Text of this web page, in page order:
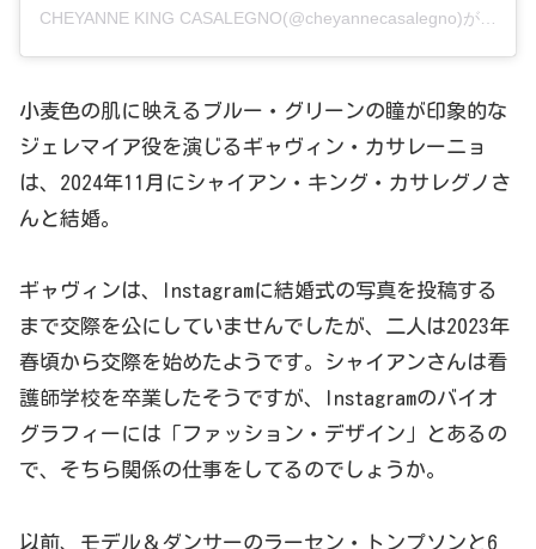
小麦色の肌に映えるブルー・グリーンの瞳が印象的な
ジェレマイア役を演じるギャヴィン・カサレーニョ
は、2024年11月にシャイアン・キング・カサレグノさ
んと結婚。
ギャヴィンは、Instagramに結婚式の写真を投稿する
まで交際を公にしていませんでしたが、二人は2023年
春頃から交際を始めたようです。シャイアンさんは看
護師学校を卒業したそうですが、Instagramのバイオ
グラフィーには「ファッション・デザイン」とあるの
で、そちら関係の仕事をしてるのでしょうか。
以前、モデル＆ダンサーのラーセン・トンプソンと6